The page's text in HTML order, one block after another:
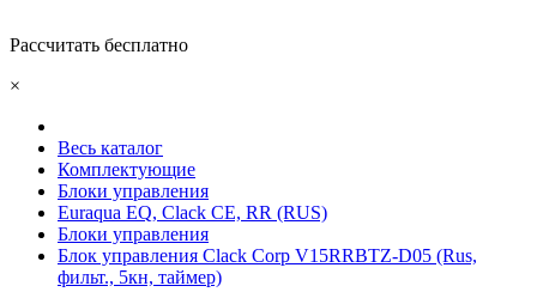
Рассчитать бесплатно
×
Весь каталог
Комплектующие
Блоки управления
Euraqua EQ, Сlack CE, RR (RUS)
Блоки управления
Блок управления Clack Corp V15RRBTZ-D05 (Rus,
фильт., 5кн, таймер)